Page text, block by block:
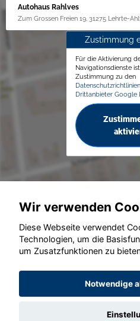
Autohaus Rahlves
Zum Grossen Freien 19, 31275 Lehrte-
Zustimmung
Für die Aktivierung
Navigationsdienste
Zustimmung zu den
Drittanbieter Google
Wir verwenden
Diese Webseite verwendet
Technologien, um die
um Zusatzfunktionen zu
Notwendige